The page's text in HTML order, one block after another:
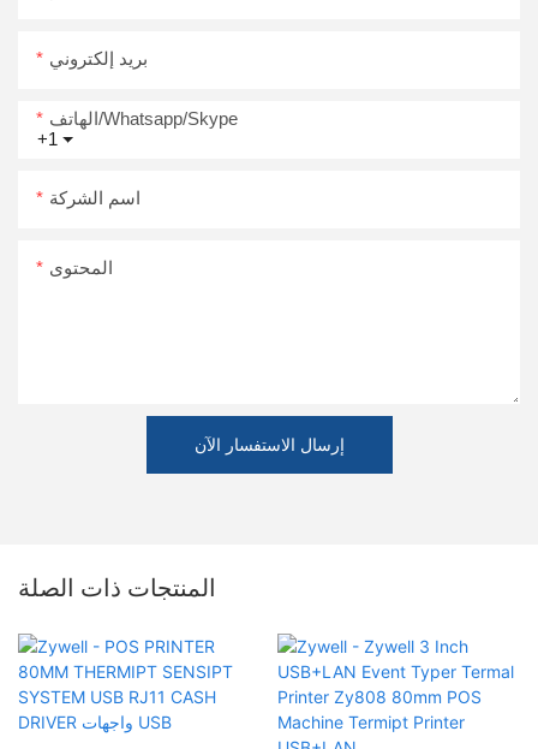
بريد إلكتروني
+1
الهاتف/Whatsapp/Skype
اسم الشركة
المحتوى
إرسال الاستفسار الآن
المنتجات ذات الصلة